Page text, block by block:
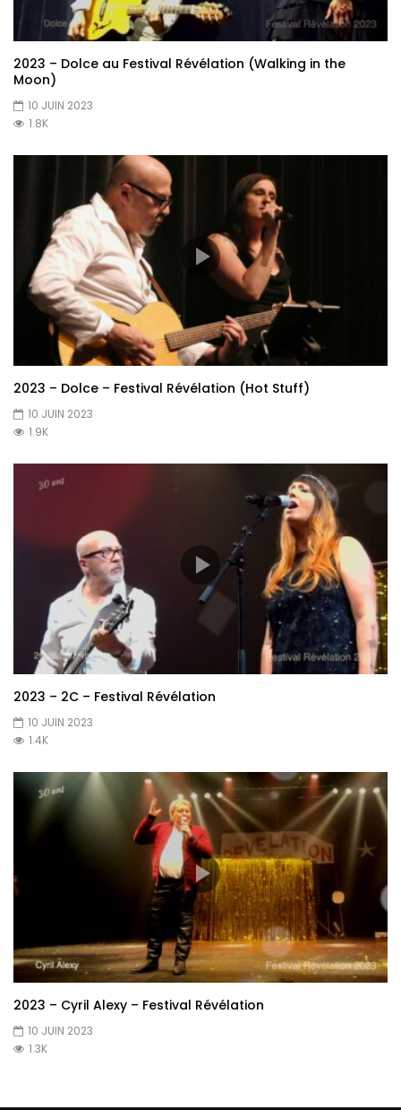
2023 – Dolce au Festival Révélation (Walking in the
Moon)
10 JUIN 2023
1.8K
2023 – Dolce – Festival Révélation (Hot Stuff)
10 JUIN 2023
1.9K
2023 – 2C – Festival Révélation
10 JUIN 2023
1.4K
2023 – Cyril Alexy – Festival Révélation
10 JUIN 2023
1.3K